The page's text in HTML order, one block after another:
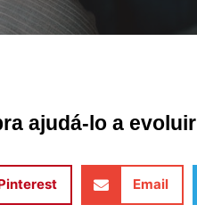
ajudá-lo a evoluir
Email